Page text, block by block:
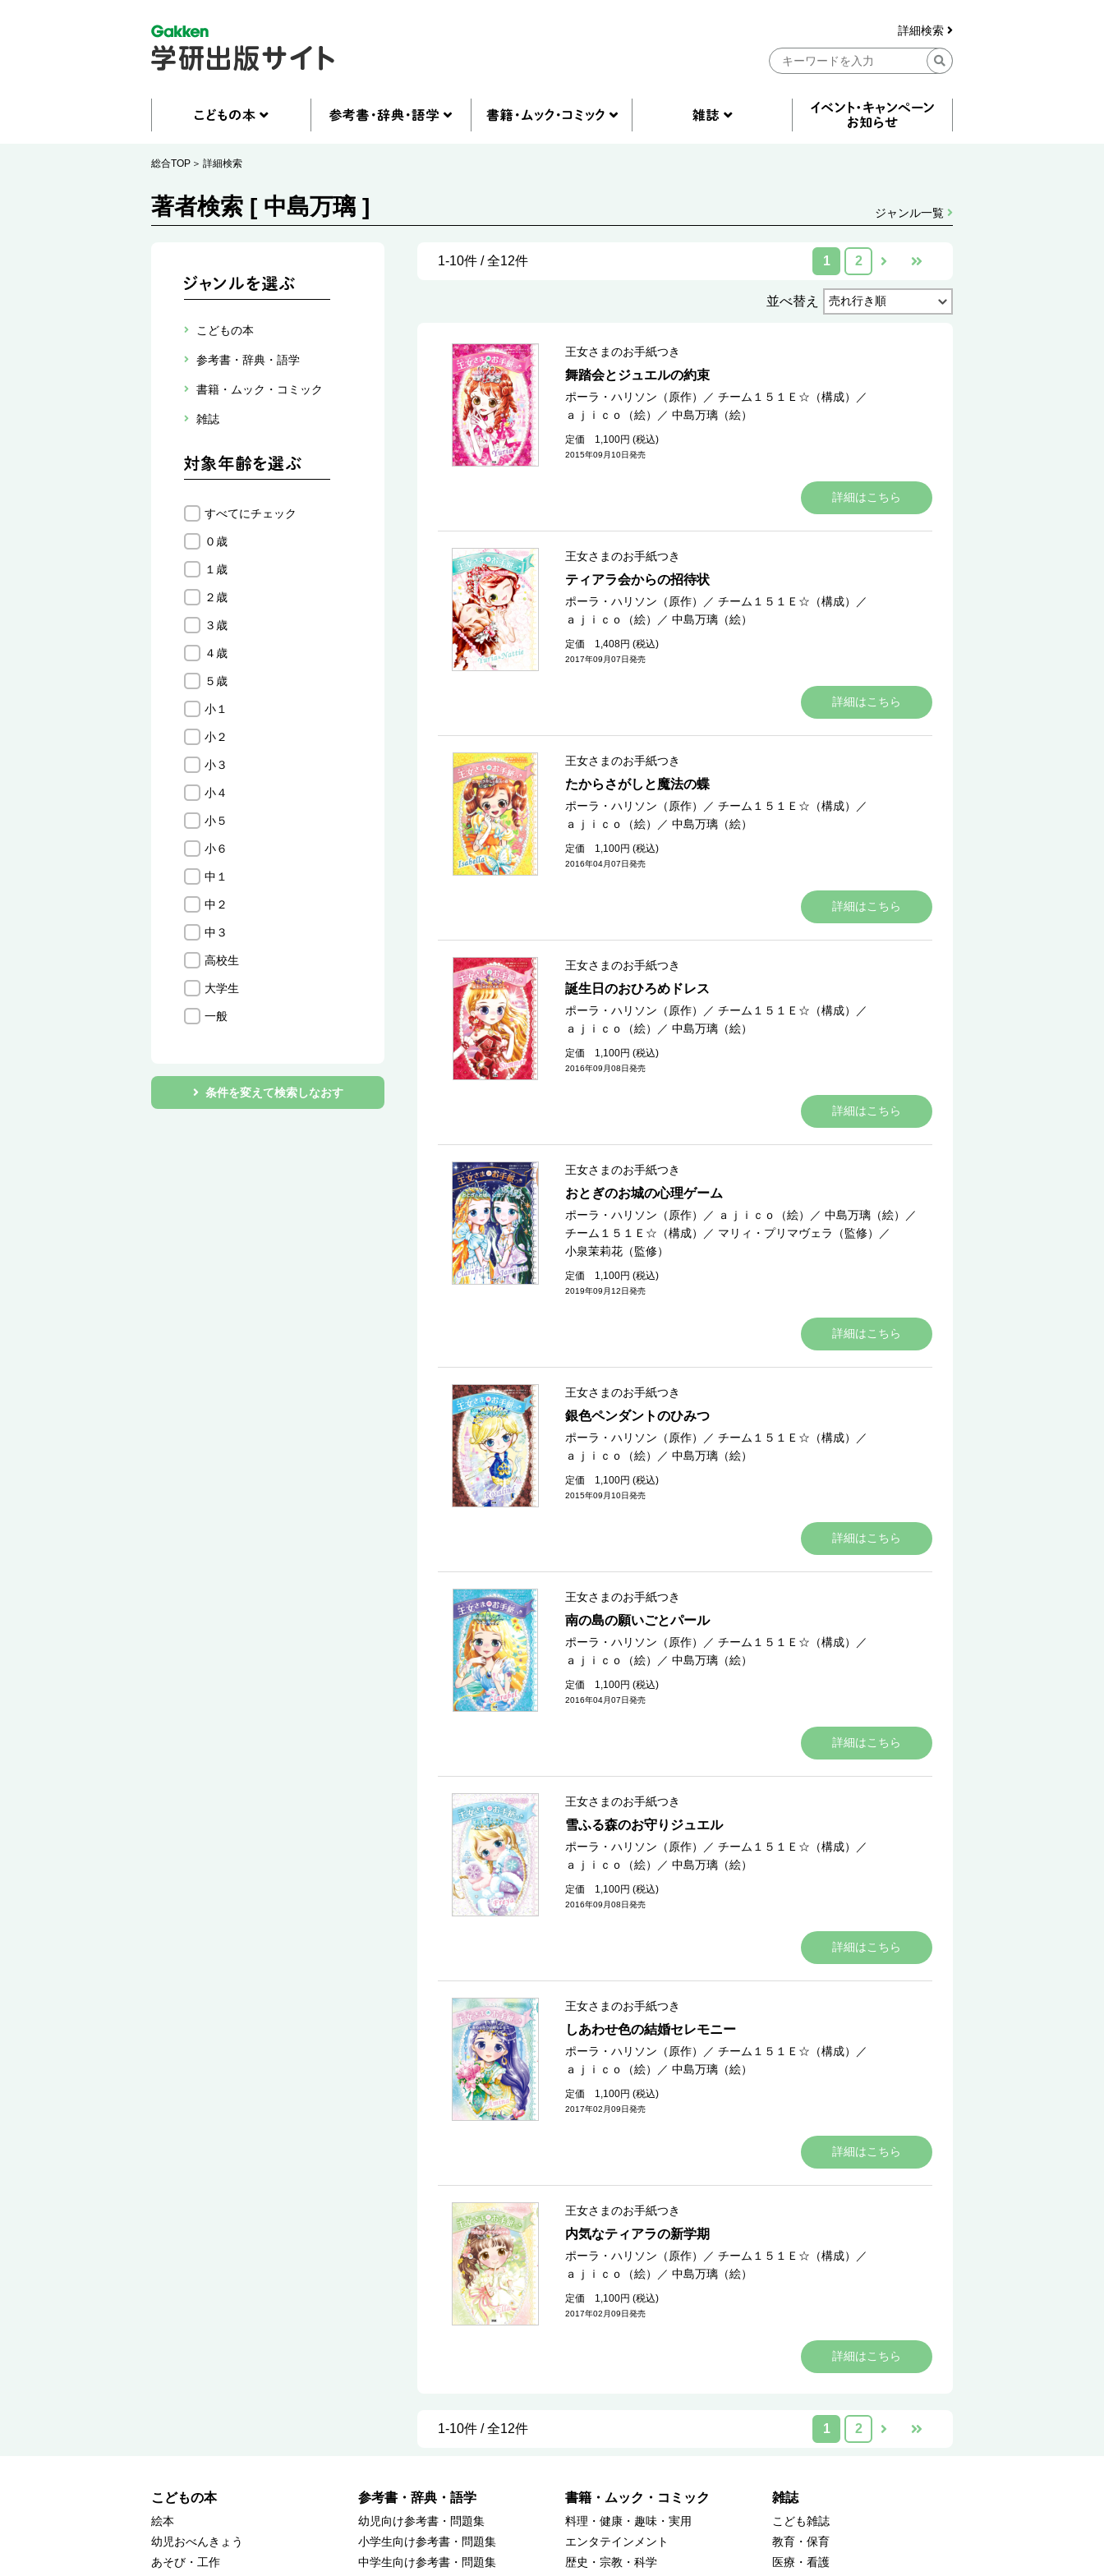
詳細検索
総合TOP 詳細検索
著者検索 [ 中島万璃 ] ジャンル一覧
こどもの本
参考書・辞典・語学
書籍・ムック・コミック
雑誌
すべてにチェック
０歳
１歳
２歳
３歳
４歳
５歳
小１
小２
小３
小４
小５
小６
中１
中２
中３
高校生
大学生
一般
条件を変えて検索しなおす
1-10件 / 全12件 1 2
並べ替え
王女さまのお手紙つき
舞踏会とジュエルの約束
ポーラ・ハリソン（原作） ／ チーム１５１Ｅ☆（構成）
／
ａｊｉｃｏ（絵）
／ 中島万璃（絵）
定価 1,100円 (税込)
2015年09月10日発売
詳細はこちら
王女さまのお手紙つき
ティアラ会からの招待状
ポーラ・ハリソン（原作） ／ チーム１５１Ｅ☆（構成）
／
ａｊｉｃｏ（絵）
／ 中島万璃（絵）
定価 1,408円 (税込)
2017年09月07日発売
詳細はこちら
王女さまのお手紙つき
たからさがしと魔法の蝶
ポーラ・ハリソン（原作） ／ チーム１５１Ｅ☆（構成）
／
ａｊｉｃｏ（絵）
／ 中島万璃（絵）
定価 1,100円 (税込)
2016年04月07日発売
詳細はこちら
王女さまのお手紙つき
誕生日のおひろめドレス
ポーラ・ハリソン（原作） ／ チーム１５１Ｅ☆（構成）
／
ａｊｉｃｏ（絵）
／ 中島万璃（絵）
定価 1,100円 (税込)
2016年09月08日発売
詳細はこちら
王女さまのお手紙つき
おとぎのお城の心理ゲーム
ポーラ・ハリソン（原作） ／ ａｊｉｃｏ（絵） ／ 中島万璃（絵）
／
チーム１５１Ｅ☆（構成）
／ マリィ・プリマヴェラ（監修）
／
小泉茉莉花（監修）
定価 1,100円 (税込)
2019年09月12日発売
詳細はこちら
王女さまのお手紙つき
銀色ペンダントのひみつ
ポーラ・ハリソン（原作） ／ チーム１５１Ｅ☆（構成）
／
ａｊｉｃｏ（絵）
／ 中島万璃（絵）
定価 1,100円 (税込)
2015年09月10日発売
詳細はこちら
王女さまのお手紙つき
南の島の願いごとパール
ポーラ・ハリソン（原作） ／ チーム１５１Ｅ☆（構成）
／
ａｊｉｃｏ（絵）
／ 中島万璃（絵）
定価 1,100円 (税込)
2016年04月07日発売
詳細はこちら
王女さまのお手紙つき
雪ふる森のお守りジュエル
ポーラ・ハリソン（原作） ／ チーム１５１Ｅ☆（構成）
／
ａｊｉｃｏ（絵）
／ 中島万璃（絵）
定価 1,100円 (税込)
2016年09月08日発売
詳細はこちら
王女さまのお手紙つき
しあわせ色の結婚セレモニー
ポーラ・ハリソン（原作） ／ チーム１５１Ｅ☆（構成）
／
ａｊｉｃｏ（絵）
／ 中島万璃（絵）
定価 1,100円 (税込)
2017年02月09日発売
詳細はこちら
王女さまのお手紙つき
内気なティアラの新学期
ポーラ・ハリソン（原作） ／ チーム１５１Ｅ☆（構成）
／
ａｊｉｃｏ（絵）
／ 中島万璃（絵）
定価 1,100円 (税込)
2017年02月09日発売
詳細はこちら
1-10件 / 全12件 1 2
こどもの本
絵本
幼児おべんきょう
あそび・工作
参考書・辞典・語学
幼児向け参考書・問題集
小学生向け参考書・問題集
中学生向け参考書・問題集
書籍・ムック・コミック
料理・健康・趣味・実用
エンタテインメント
歴史・宗教・科学
雑誌
こども雑誌
教育・保育
医療・看護